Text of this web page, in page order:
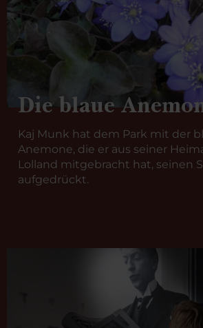
Die blaue
Kaj Munk hat dem Park mit der
Anemone, die er aus seiner
Lolland mitgebracht hat, seinen
aufgedrückt.